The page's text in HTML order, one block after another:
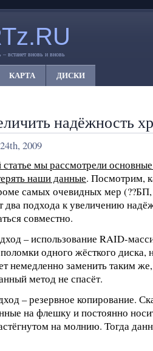
встанет вновь и вновь
КАРТА ДИСКИ
надёжность
2009
мы рассмотрели
наши данные. Посмотрим,
самых очевидных мер
два подхода к увеличению
совместно.
– использование RAID-
одного жёсткого
немедленно заменить таким
метод не спасёт.
– резервное копирование.
на флешку и постоянно
на молнию. Тогда